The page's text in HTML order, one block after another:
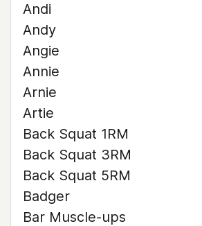
Andi
Andy
Angie
Annie
Arnie
Artie
Back Squat 1RM
Back Squat 3RM
Back Squat 5RM
Badger
Bar Muscle-ups